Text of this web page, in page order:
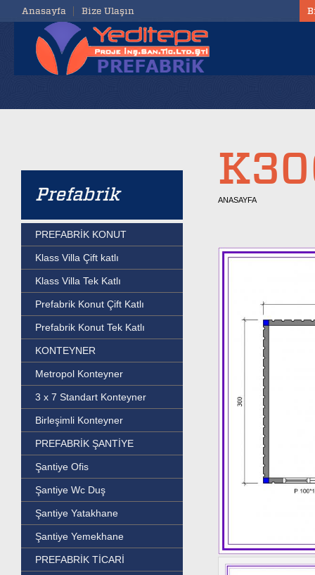
Anasayfa Bize Ulaşın
Prefabrik
PREFABRİK KONUT
Klass Villa Çift katlı
Klass Villa Tek Katlı
Prefabrik Konut Çift Katlı
Prefabrik Konut Tek Katlı
KONTEYNER
Metropol Konteyner
3 x 7 Standart Konteyner
Birleşimli Konteyner
PREFABRİK ŞANTİYE
Şantiye Ofis
Şantiye Wc Duş
Şantiye Yatakhane
Şantiye Yemekhane
PREFABRİK TİCARİ
ANASAYFA